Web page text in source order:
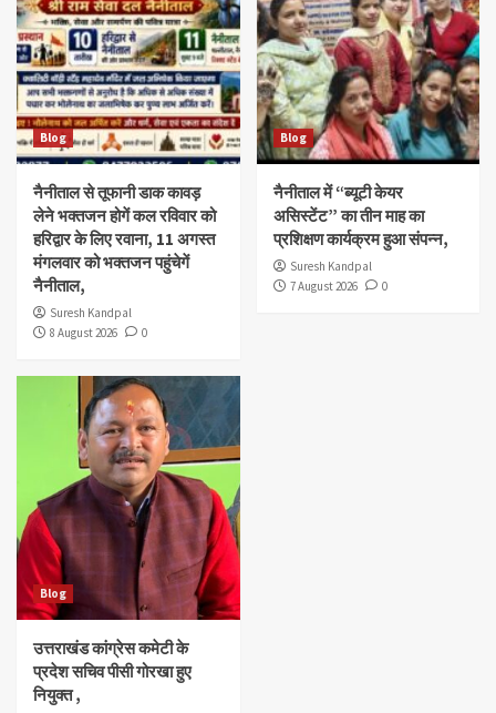
Blog
नैनीताल से तूफानी डाक कावड़
लेने भक्तजन होगें कल रविवार को
हरिद्वार के लिए रवाना, 11 अगस्त
मंगलवार को भक्तजन पहुंचेगें
नैनीताल,
Suresh Kandpal
8 August 2026
0
Blog
नैनीताल में “ब्यूटी केयर
असिस्टेंट” का तीन माह का
प्रशिक्षण कार्यक्रम हुआ संपन्न,
Suresh Kandpal
7 August 2026
0
Blog
उत्तराखंड कांग्रेस कमेटी के
प्रदेश सचिव पीसी गोरखा हुए
नियुक्त ,